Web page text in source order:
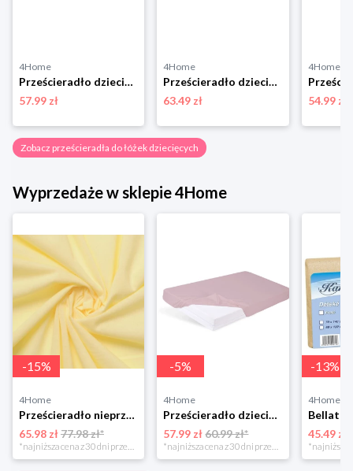
4Home
Prześcieradło dziecięce Bamboo niebieski, 60 x 120 cm, 60 x 120 cm BabyMatex
57.99 zł
4Home
Prześcieradło dziecięce nieprzepuszczalne frote niebieski, 70 x 140 cm BabyMatex
63.49 zł
4Home
54.99 zł
Zobacz prześcieradła do łóżek dziecięcych
Wyprzedaże w sklepie 4Home
-15%
4Home
Prześcieradło nieprzepuszczalne Matex Jersey ecru,70 x 140 x 10 cm, 70 x 140 cm
65.98 zł77.98 zł*
-5%
4Home
Prześcieradło dziecięce Bamboo różowy, 60 x 120 cm, 60 x 120 cm BabyMatex
57.99 zł 60.99 zł*
-13%
4Home
45.49 zł